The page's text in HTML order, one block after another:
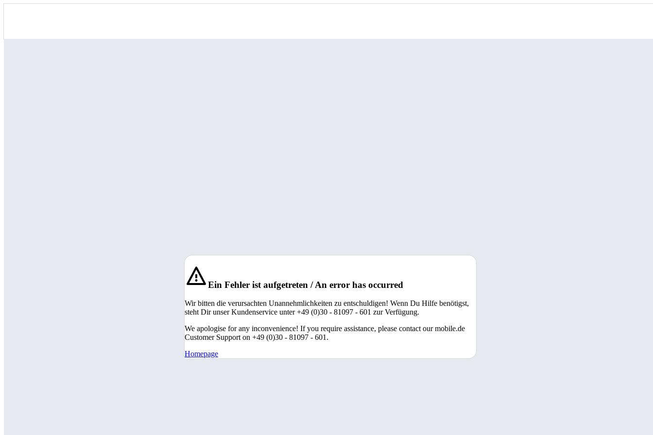
Ein Fehler ist aufgetreten / An error has occurred
Wir bitten die verursachten Unannehmlichkeiten zu entschuldigen! Wenn Du Hilfe benötigst,
steht Dir unser Kundenservice unter +49 (0)30 - 81097 - 601 zur Verfügung.
We apologise for any inconvenience! If you require assistance, please contact our mobile.de
Customer Support on +49 (0)30 - 81097 - 601.
Homepage